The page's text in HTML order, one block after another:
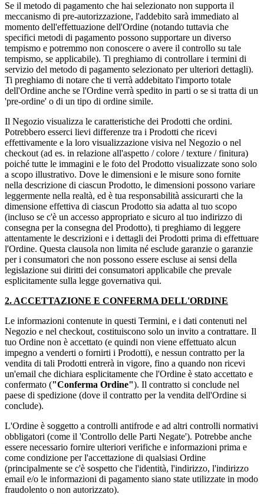
Se il metodo di pagamento che hai selezionato non supporta il
meccanismo di pre-autorizzazione, l'addebito sarà immediato al
momento dell'effettuazione dell'Ordine (notando tuttavia che
specifici metodi di pagamento possono supportare un diverso
tempismo e potremmo non conoscere o avere il controllo su tale
tempismo, se applicabile). Ti preghiamo di controllare i termini di
servizio del metodo di pagamento selezionato per ulteriori dettagli).
Ti preghiamo di notare che ti verrà addebitato l'importo totale
dell'Ordine anche se l'Ordine verrà spedito in parti o se si tratta di un
'pre-ordine' o di un tipo di ordine simile.
Il Negozio visualizza le caratteristiche dei Prodotti che ordini.
Potrebbero esserci lievi differenze tra i Prodotti che ricevi
effettivamente e la loro visualizzazione visiva nel Negozio o nel
checkout (ad es. in relazione all'aspetto / colore / texture / finitura)
poiché tutte le immagini e le foto del Prodotto visualizzate sono solo
a scopo illustrativo. Dove le dimensioni e le misure sono fornite
nella descrizione di ciascun Prodotto, le dimensioni possono variare
leggermente nella realtà, ed è tua responsabilità assicurarti che la
dimensione effettiva di ciascun Prodotto sia adatta al tuo scopo
(incluso se c'è un accesso appropriato e sicuro al tuo indirizzo di
consegna per la consegna del Prodotto), ti preghiamo di leggere
attentamente le descrizioni e i dettagli dei Prodotti prima di effettuare
l'Ordine. Questa clausola non limita né esclude garanzie o garanzie
per i consumatori che non possono essere escluse ai sensi della
legislazione sui diritti dei consumatori applicabile che prevale
esplicitamente sulla legge governativa qui.
2. ACCETTAZIONE E CONFERMA DELL'ORDINE
Le informazioni contenute in questi Termini, e i dati contenuti nel
Negozio e nel checkout, costituiscono solo un invito a contrattare. Il
tuo Ordine non è accettato (e quindi non viene effettuato alcun
impegno a venderti o fornirti i Prodotti), e nessun contratto per la
vendita di tali Prodotti entrerà in vigore, fino a quando non ricevi
un'email che dichiara esplicitamente che l'Ordine è stato accettato e
confermato ("Conferma Ordine"). Il contratto si conclude nel
paese di spedizione (dove il contratto per la vendita dell'Ordine si
conclude).
L'Ordine è soggetto a controlli antifrode e ad altri controlli normativi
obbligatori (come il 'Controllo delle Parti Negate'). Potrebbe anche
essere necessario fornire ulteriori verifiche e informazioni prima e
come condizione per l'accettazione di qualsiasi Ordine
(principalmente se c'è sospetto che l'identità, l'indirizzo, l'indirizzo
email e/o le informazioni di pagamento siano state utilizzate in modo
fraudolento o non autorizzato).